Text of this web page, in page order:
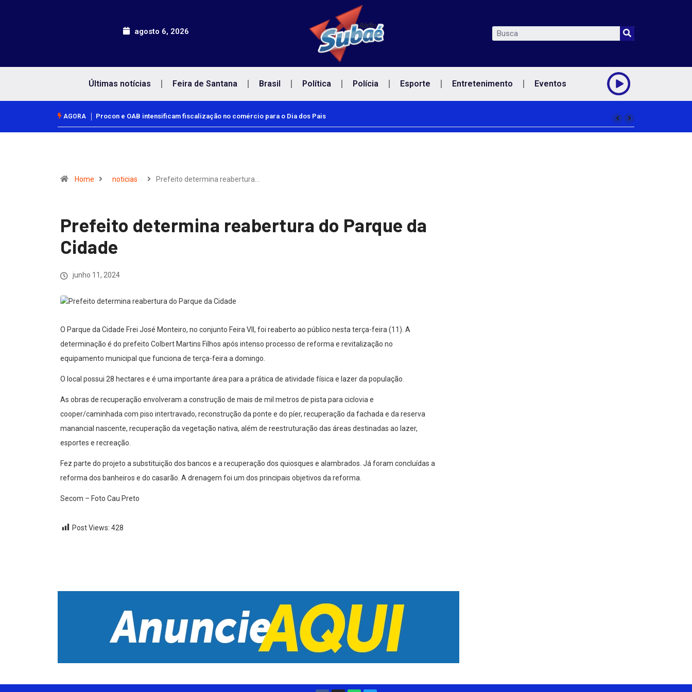
agosto 6, 2026
Últimas notícias Feira de Santana Brasil Política Polícia Esporte Entretenimento Eventos
AGORA Procon e OAB intensificam fiscalização no comércio para o Dia dos Pais
Home noticias Prefeito determina reabertura…
Prefeito determina reabertura do Parque da
Cidade
junho 11, 2024
O Parque da Cidade Frei José Monteiro, no conjunto Feira VII, foi reaberto ao público nesta terça-feira (11). A
determinação é do prefeito Colbert Martins Filhos após intenso processo de reforma e revitalização no
equipamento municipal que funciona de terça-feira a domingo.
O local possui 28 hectares e é uma importante área para a prática de atividade física e lazer da população.
As obras de recuperação envolveram a construção de mais de mil metros de pista para ciclovia e
cooper/caminhada com piso intertravado, reconstrução da ponte e do píer, recuperação da fachada e da reserva
manancial nascente, recuperação da vegetação nativa, além de reestruturação das áreas destinadas ao lazer,
esportes e recreação.
Fez parte do projeto a substituição dos bancos e a recuperação dos quiosques e alambrados. Já foram concluídas a
reforma dos banheiros e do casarão. A drenagem foi um dos principais objetivos da reforma.
Secom – Foto Cau Preto
Post Views: 428